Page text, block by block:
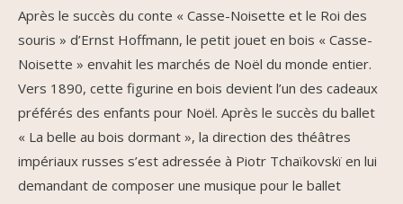
Après le succès du conte « Casse-Noisette et le Roi des
souris » d’Ernst Hoffmann, le petit jouet en bois « Casse-
Noisette » envahit les marchés de Noël du monde entier.
Vers 1890, cette figurine en bois devient l’un des cadeaux
préférés des enfants pour Noël. Après le succès du ballet
« La belle au bois dormant », la direction des théâtres
impériaux russes s’est adressée à Piotr Tchaïkovskï en lui
demandant de composer une musique pour le ballet